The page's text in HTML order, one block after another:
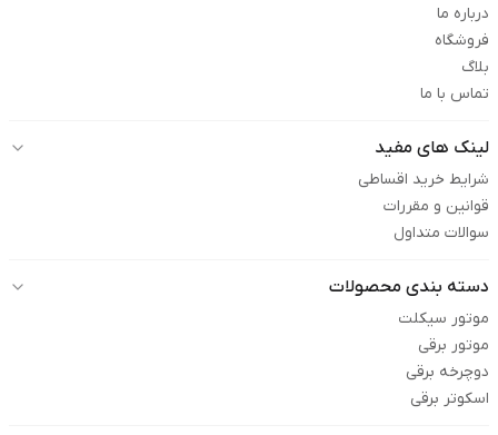
درباره ما
فروشگاه
بلاگ
تماس با ما
لینک های مفید
شرایط خرید اقساطی
قوانین و مقررات
سوالات متداول
دسته بندی محصولات
موتور سیکلت
موتور برقی
دوچرخه برقی
اسکوتر برقی